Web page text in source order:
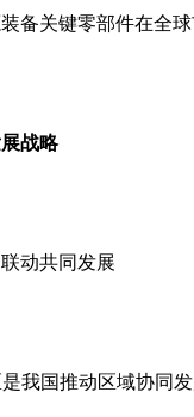
备关键零部件在全
战略
动共同发展
国推动区域协同发